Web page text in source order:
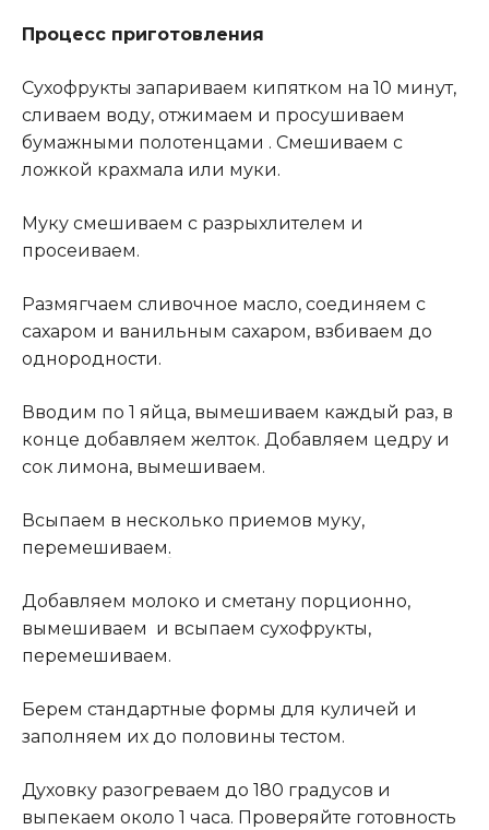
Процесс приготовления
Сухофрукты запариваем кипятком на 10 минут,
сливаем воду, отжимаем и просушиваем
бумажными полотенцами . Смешиваем с
ложкой крахмала или муки.
Муку смешиваем с разрыхлителем и
просеиваем.
Размягчаем сливочное масло, соединяем с
сахаром и ванильным сахаром, взбиваем до
однородности.
Вводим по 1 яйца, вымешиваем каждый раз, в
конце добавляем желток. Добавляем цедру и
сок лимона, вымешиваем.
Всыпаем в несколько приемов муку,
перемешиваем.
Добавляем молоко и сметану порционно,
вымешиваем и всыпаем сухофрукты,
перемешиваем.
Берем стандартные формы для куличей и
заполняем их до половины тестом.
Духовку разогреваем до 180 градусов и
выпекаем около 1 часа. Проверяйте готовность